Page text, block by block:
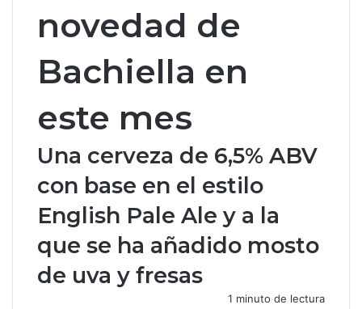
novedad de
Bachiella en
este mes
Una cerveza de 6,5% ABV
con base en el estilo
English Pale Ale y a la
que se ha añadido mosto
de uva y fresas
1 minuto de lectura